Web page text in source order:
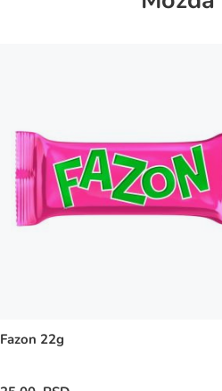
Fazon 22g